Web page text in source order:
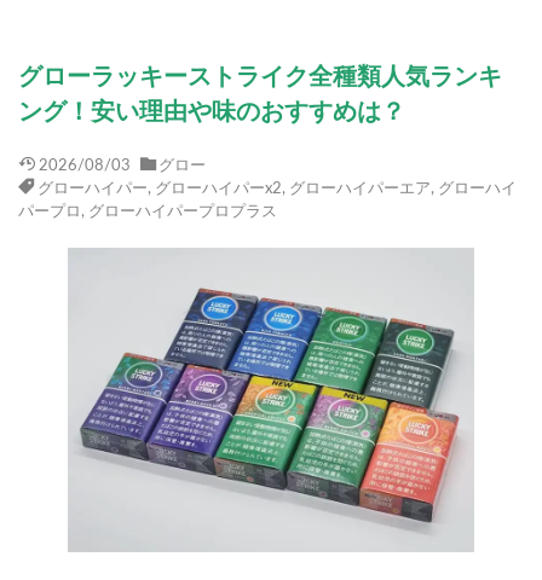
グローラッキーストライク全種類人気ランキ
ング！安い理由や味のおすすめは？
2026/08/03
グロー
グローハイパー, グローハイパーx2, グローハイパーエア, グローハイ
パープロ , グローハイパープロプラス